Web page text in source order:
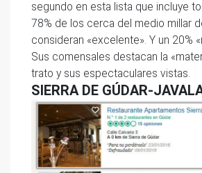
segundo en esta lista que incluye
78% de los cerca del medio millar
consideran «excelente». Y un 20%
Sus comensales destacan la
trato y sus espectaculares vistas.
SIERRA DE GÚDAR-